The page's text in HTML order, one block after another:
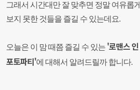
그래서 시간대만 잘 맞추면 정말 여유롭
보지 못한 것들을 즐길 수 있는데요.
오늘은 이 맘 때쯤 즐길 수 있는 '로맨스
포토파티'에 대해서 알려드릴까 합니다.